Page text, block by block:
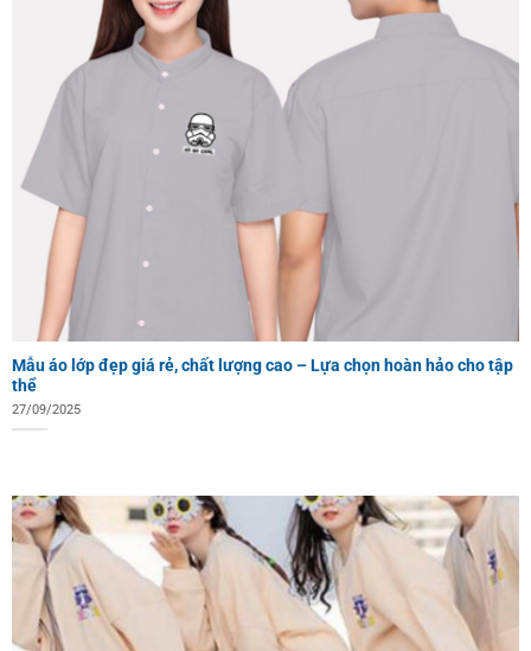
Mẫu áo lớp đẹp giá rẻ, chất lượng cao – Lựa chọn hoàn hảo cho tập
thể
27/09/2025